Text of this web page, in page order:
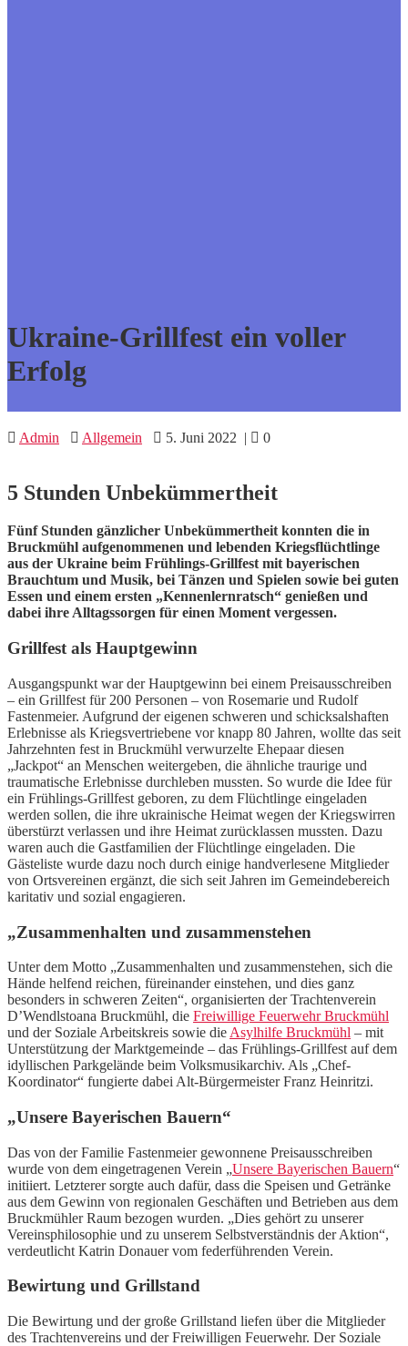
Ukraine-Grillfest ein voller
Erfolg
Admin Allgemein 5. Juni 2022 | 0
5 Stunden Unbekümmertheit
Fünf Stunden gänzlicher Unbekümmertheit konnten die in
Bruckmühl aufgenommenen und lebenden Kriegsflüchtlinge
aus der Ukraine beim Frühlings-Grillfest mit bayerischen
Brauchtum und Musik, bei Tänzen und Spielen sowie bei guten
Essen und einem ersten „Kennenlernratsch“ genießen und
dabei ihre Alltagssorgen für einen Moment vergessen.
Grillfest als Hauptgewinn
Ausgangspunkt war der Hauptgewinn bei einem Preisausschreiben
– ein Grillfest für 200 Personen – von Rosemarie und Rudolf
Fastenmeier. Aufgrund der eigenen schweren und schicksalshaften
Erlebnisse als Kriegsvertriebene vor knapp 80 Jahren, wollte das seit
Jahrzehnten fest in Bruckmühl verwurzelte Ehepaar diesen
„Jackpot“ an Menschen weitergeben, die ähnliche traurige und
traumatische Erlebnisse durchleben mussten. So wurde die Idee für
ein Frühlings-Grillfest geboren, zu dem Flüchtlinge eingeladen
werden sollen, die ihre ukrainische Heimat wegen der Kriegswirren
überstürzt verlassen und ihre Heimat zurücklassen mussten. Dazu
waren auch die Gastfamilien der Flüchtlinge eingeladen. Die
Gästeliste wurde dazu noch durch einige handverlesene Mitglieder
von Ortsvereinen ergänzt, die sich seit Jahren im Gemeindebereich
karitativ und sozial engagieren.
„Zusammenhalten und zusammenstehen
Unter dem Motto „Zusammenhalten und zusammenstehen, sich die
Hände helfend reichen, füreinander einstehen, und dies ganz
besonders in schweren Zeiten“, organisierten der Trachtenverein
D’Wendlstoana Bruckmühl, die Freiwillige Feuerwehr Bruckmühl
und der Soziale Arbeitskreis sowie die Asylhilfe Bruckmühl – mit
Unterstützung der Marktgemeinde – das Frühlings-Grillfest auf dem
idyllischen Parkgelände beim Volksmusikarchiv. Als „Chef-
Koordinator“ fungierte dabei Alt-Bürgermeister Franz Heinritzi.
„Unsere Bayerischen Bauern“
Das von der Familie Fastenmeier gewonnene Preisausschreiben
wurde von dem eingetragenen Verein „Unsere Bayerischen Bauern“
initiiert. Letzterer sorgte auch dafür, dass die Speisen und Getränke
aus dem Gewinn von regionalen Geschäften und Betrieben aus dem
Bruckmühler Raum bezogen wurden. „Dies gehört zu unserer
Vereinsphilosophie und zu unserem Selbstverständnis der Aktion“,
verdeutlicht Katrin Donauer vom federführenden Verein.
Bewirtung und Grillstand
Die Bewirtung und der große Grillstand liefen über die Mitglieder
des Trachtenvereins und der Freiwilligen Feuerwehr. Der Soziale